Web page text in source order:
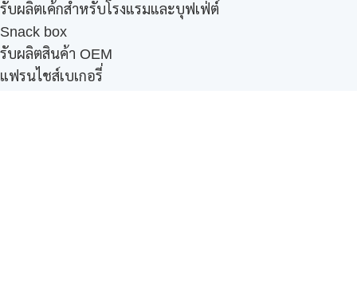
รับผลิตเค้กสำหรับโรงแรมและบุฟเฟ่ต์
Snack box
รับผลิตสินค้า OEM
แฟรนไชส์เบเกอรี่